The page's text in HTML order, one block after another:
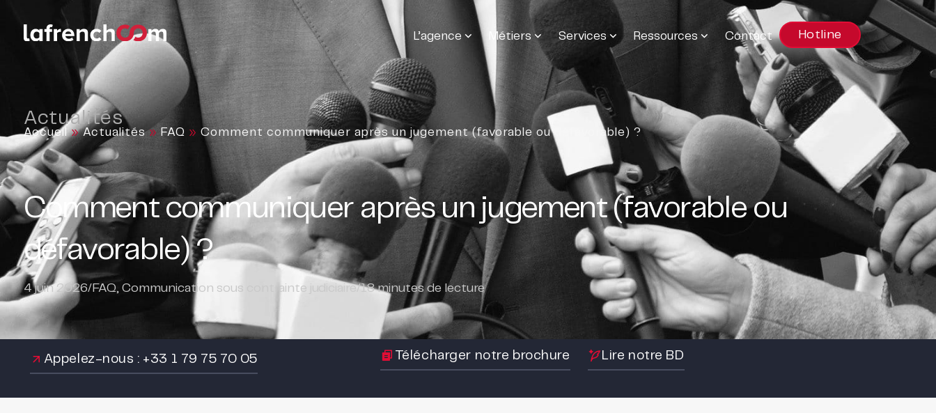
L’agence Métiers Services Ressources Contact Hotline
Actualités
Accueil»Actualités» FAQ » Comment communiquer après un jugement (favorable ou défavorable) ?
Comment communiquer après un jugement (favorable ou
défavorable) ?
4 juin 2026/FAQ, Communication sous contrainte judiciaire/18minutes de lecture
Appelez-nous : +33 1 79 75 70 05 Télécharger notre brochure Lire notre BD